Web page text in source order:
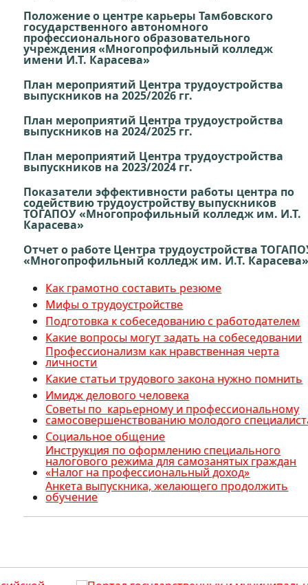
Положение о центре карьеры Тамбовского
государственного автономного
профессионального образовательного
учреждения «Многопрофильный колледж
имени И.Т. Карасева»
План мероприятий Центра трудоустройства
выпускников на 2025/2026 гг.
План мероприятий Центра трудоустройства
выпускников на 2024/2025 гг.
План мероприятий Центра трудоустройства
выпускников на 2023/2024 гг.
Показатели эффективности работы центра по
содействию трудоустройству выпускников
ТОГАПОУ «Многопрофильный колледж им. И.Т.
Карасева»
Отчет о работе Центра трудоустройства
«Многопрофильный колледж им. И.Т.
Как грамотно составить резюме
Мифы о трудоустройстве
Подготовка к собеседованию с работодателем
Какие вопросы могут задать на собеседовании
Профессионализм как нравственная черта
личности
Какие статьи трудового закона нужно помнить
Имидж делового человека
Советы по карьерному и профессиональному
самосовершенствованию молодого
Социальное общение
Инструкция по оформлению специального
налогового режима для самозанятых граждан
«Налог на профессиональный доход»
Анкета выпускника, желающего продолжить
обучение